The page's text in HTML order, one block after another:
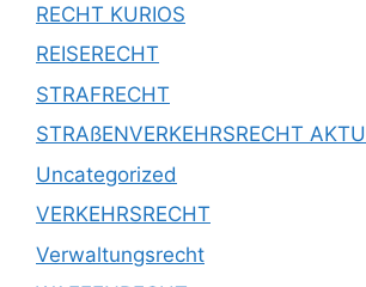
RECHT KURIOS
REISERECHT
STRAFRECHT
STRAßENVERKEHRSRECHT
Uncategorized
VERKEHRSRECHT
Verwaltungsrecht